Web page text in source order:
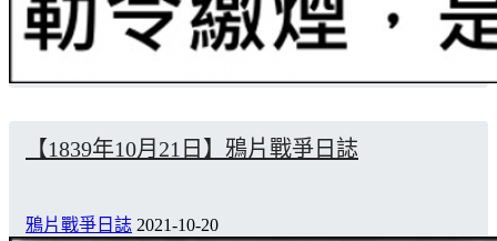
【1839年10月21日】鴉片戰爭日誌
鴉片戰爭日誌 2021-10-20